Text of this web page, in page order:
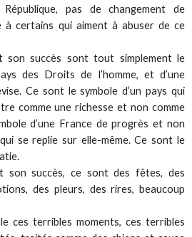
pas de changement de
à certains qui aiment à abuser de ce
son succès sont tout simplement le
des Droits de l’homme, et d’une
Ce sont le symbole d’un pays qui
comme une richesse et non comme
d’une France de progrès et non
se replie sur elle-même. Ce sont le
son succès, ce sont des fêtes, des
des pleurs, des rires, beaucoup
ces terribles moments, ces terribles